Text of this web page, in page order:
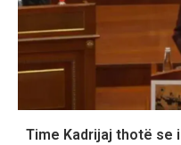
Time Kadrijaj thotë se